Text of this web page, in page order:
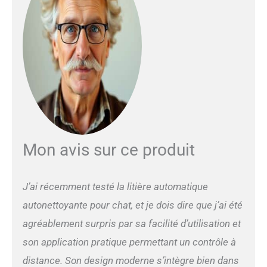
le cycle de nettoyage
s’interrompt
instantanément, quelle que
processus ne reprend
automatiquement qu’une
fois que votre félin a quitté
le bac à litière automatique,
garantissant une sécurité
à litière automatique grand
volume – 89 L de
litière autonettoyante pour
chat offre amplement
d’espace pour gratter et
tourner – idéale pour les
chats de 0,9 à 15,8 kg et
pour les foyers avec
Mon avis sur ce produit
J’ai récemment testé la litière automatique
autonettoyante pour chat, et je dois dire que j’ai été
agréablement surpris par sa facilité d’utilisation et
son application pratique permettant un contrôle à
distance. Son design moderne s’intègre bien dans